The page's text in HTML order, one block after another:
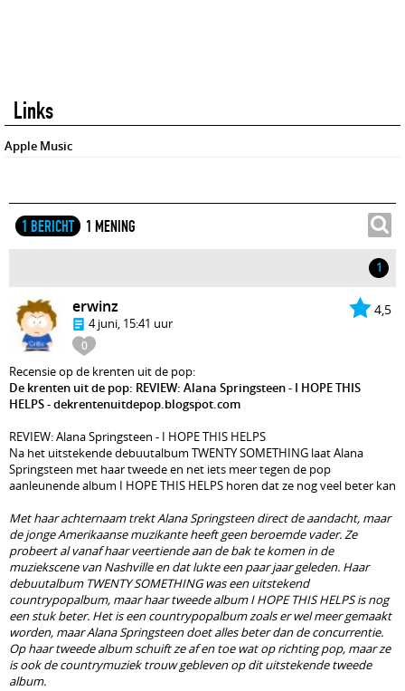
Links
Apple Music
1 BERICHT 1 MENING
1
4,5
0
erwinz
4 juni, 15:41 uur
Recensie op de krenten uit de pop:
De krenten uit de pop: REVIEW: Alana Springsteen - I HOPE THIS
HELPS - dekrentenuitdepop.blogspot.com
REVIEW: Alana Springsteen - I HOPE THIS HELPS
Na het uitstekende debuutalbum TWENTY SOMETHING laat Alana
Springsteen met haar tweede en net iets meer tegen de pop
aanleunende album I HOPE THIS HELPS horen dat ze nog veel beter kan
Met haar achternaam trekt Alana Springsteen direct de aandacht, maar
de jonge Amerikaanse muzikante heeft geen beroemde vader. Ze
probeert al vanaf haar veertiende aan de bak te komen in de
muziekscene van Nashville en dat lukte een paar jaar geleden. Haar
debuutalbum TWENTY SOMETHING was een uitstekend
countrypopalbum, maar haar tweede album I HOPE THIS HELPS is nog
een stuk beter. Het is een countrypopalbum zoals er wel meer gemaakt
worden, maar Alana Springsteen doet alles beter dan de concurrentie.
Op haar tweede album schuift ze af en toe wat op richting pop, maar ze
is ook de countrymuziek trouw gebleven op dit uitstekende tweede
album.